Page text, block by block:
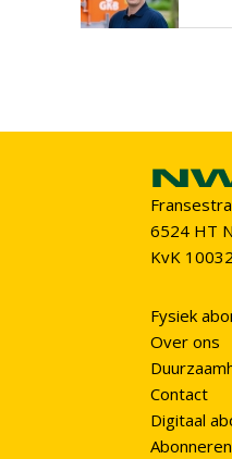
6524 HT
KvK
Fysiek
Over ons
Contact
Digitaal